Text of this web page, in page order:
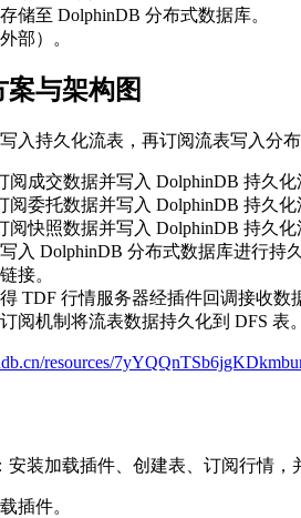
储至 DolphinDB 分布式数据库。
部）。
与架构图
入持久化流表，再订阅流表写入分
阅成交数据并写入 DolphinDB 持久化
阅委托数据并写入 DolphinDB 持久化
阅快照数据并写入 DolphinDB 持久化
入 DolphinDB 分布式数据库进行持久
接。
TDF 行情服务器经插件回调接收数
阅机制将流表数据持久化到 DFS 表。
resources/
装加载插件、创建表、订阅行情，
插件。